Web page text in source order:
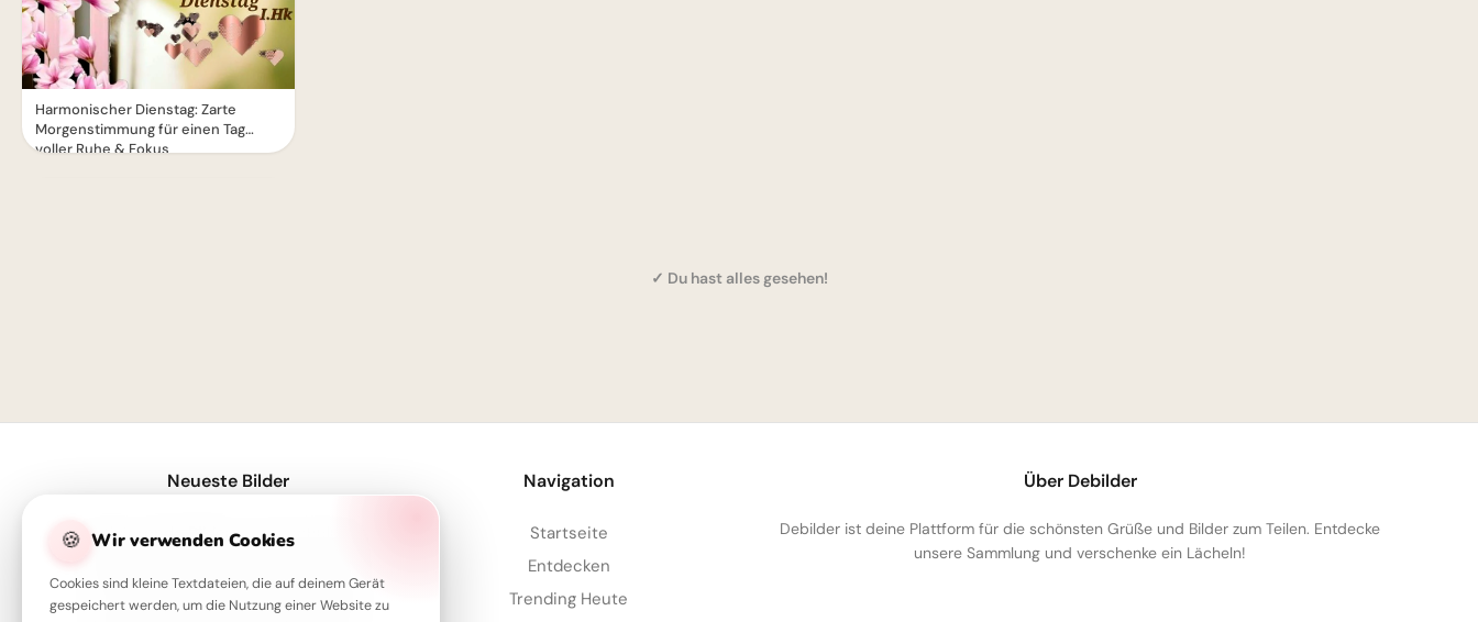
Harmonischer Dienstag: Zarte
Morgenstimmung für einen Tag
voller Ruhe & Fokus
✓ Du hast alles gesehen!
🍪 Wir verwenden Cookies
Cookies sind kleine Textdateien, die auf deinem Gerät
gespeichert werden, um die Nutzung einer Website zu
Neueste Bilder
Von Herzen für Papa: Ein kleiner Fliegergruß zum Teilen via WhatsApp
Navigation
Startseite
Entdecken
Trending Heute
Über Debilder
Debilder ist deine Plattform für die schönsten Grüße und Bilder zum Teilen. Entdecke
unsere Sammlung und verschenke ein Lächeln!